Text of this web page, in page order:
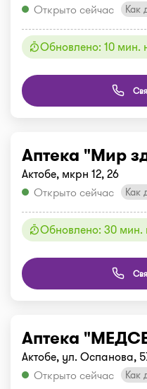
Открыто сейчас
Как
Обновлено: 10 мин.
Аптека "Мир
Актобе, мкрн 12, 26
Открыто сейчас
Как
Обновлено: 30 мин.
Аптека
Актобе, ул. Оспанова,
Открыто сейчас
Как